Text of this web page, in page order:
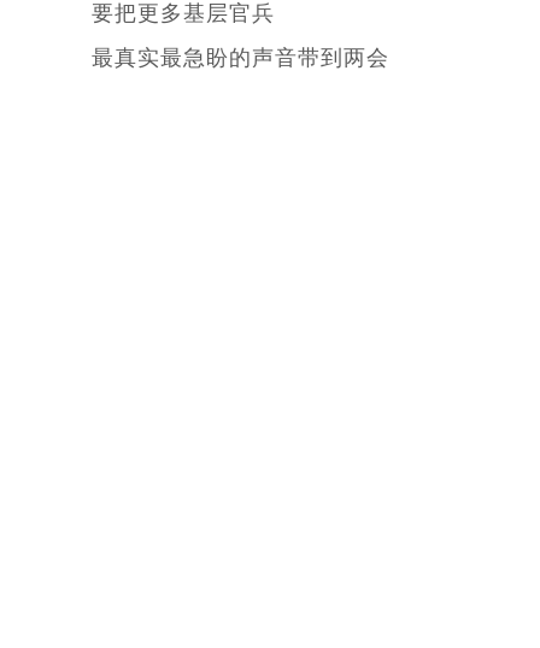
要把更多基层官兵
最真实最急盼的声音带到两会